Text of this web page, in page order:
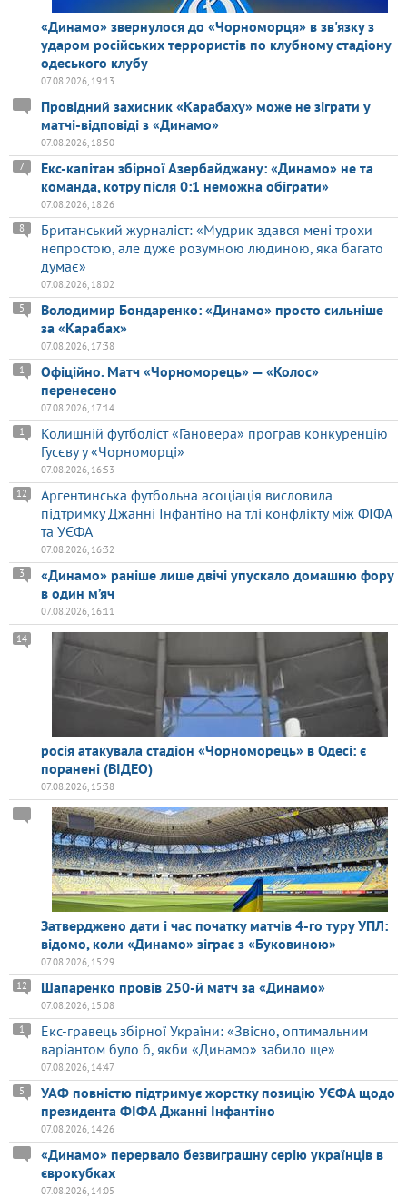
«Динамо» звернулося до «Чорноморця» в зв'язку з
ударом російських террористів по клубному стадіону
одеського клубу
07.08.2026, 19:13
Провідний захисник «Карабаху» може не зіграти у
матчі-відповіді з «Динамо»
07.08.2026, 18:50
Екс-капітан збірної Азербайджану: «Динамо» не та
команда, котру після 0:1 неможна обіграти»
7
07.08.2026, 18:26
Британський журналіст: «Мудрик здався мені трохи
непростою, але дуже розумною людиною, яка багато
думає»
8
07.08.2026, 18:02
Володимир Бондаренко: «Динамо» просто сильніше
за «Карабах»
5
07.08.2026, 17:38
Офіційно. Матч «Чорноморець» — «Колос»
перенесено
1
07.08.2026, 17:14
Колишній футболіст «Гановера» програв конкуренцію
Гусєву у «Чорноморці»
1
07.08.2026, 16:53
Аргентинська футбольна асоціація висловила
підтримку Джанні Інфантіно на тлі конфлікту між ФІФА
та УЄФА
12
07.08.2026, 16:32
«Динамо» раніше лише двічі упускало домашню фору
в один м’яч
3
07.08.2026, 16:11
росія атакувала стадіон «Чорноморець» в Одесі: є
поранені (ВІДЕО)
14
07.08.2026, 15:38
Затверджено дати і час початку матчів 4-го туру УПЛ:
відомо, коли «Динамо» зіграє з «Буковиною»
07.08.2026, 15:29
Шапаренко провів 250-й матч за «Динамо»
12
07.08.2026, 15:08
Екс-гравець збірної України: «Звісно, оптимальним
варіантом було б, якби «Динамо» забило ще»
1
07.08.2026, 14:47
УАФ повністю підтримує жорстку позицію УЄФА щодо
президента ФІФА Джанні Інфантіно
5
07.08.2026, 14:26
«Динамо» перервало безвиграшну серію українців в
єврокубках
07.08.2026, 14:05